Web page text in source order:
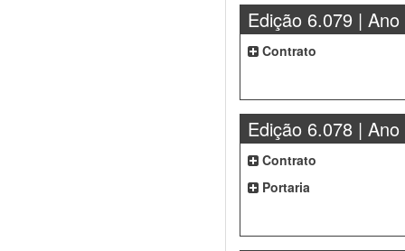
Edição 6.079 | Ano
Contrato
Edição 6.078 | Ano
Contrato
Portaria